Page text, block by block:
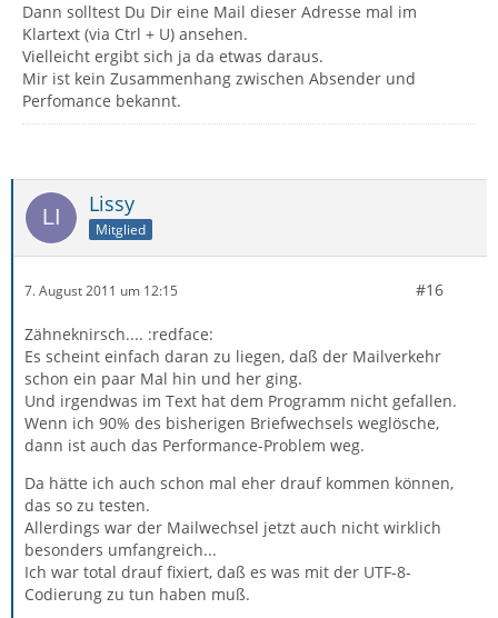
Dann solltest Du Dir eine Mail dieser Adresse mal im
Klartext (via Ctrl + U) ansehen.
Vielleicht ergibt sich ja da etwas daraus.
Mir ist kein Zusammenhang zwischen Absender und
Perfomance bekannt.
Lissy
Mitglied
7. August 2011 um 12:15 #16
Zähneknirsch.... :redface:
Es scheint einfach daran zu liegen, daß der Mailverkehr
schon ein paar Mal hin und her ging.
Und irgendwas im Text hat dem Programm nicht gefallen.
Wenn ich 90% des bisherigen Briefwechsels weglösche,
dann ist auch das Performance-Problem weg.
Da hätte ich auch schon mal eher drauf kommen können,
das so zu testen.
Allerdings war der Mailwechsel jetzt auch nicht wirklich
besonders umfangreich...
Ich war total drauf fixiert, daß es was mit der UTF-8-
Codierung zu tun haben muß.